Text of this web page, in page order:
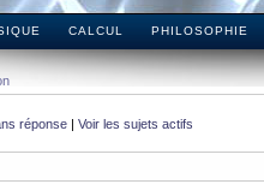
CALCUL PHILOSOPHIE
réponse | Voir les sujets actifs